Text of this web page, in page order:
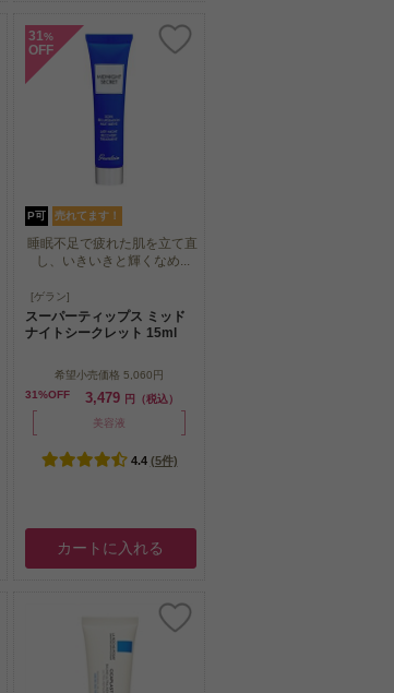
31%
OFF
P可 売れてます！
睡眠不足で疲れた肌を立て直
し、いきいきと輝くなめ...
睡眠不足で疲れた肌を立て直
し、いきいきと輝くなめ...
[ゲラン]
スーパーティップス ミッド
ナイトシークレット 15ml
希望小売価格 5,060円
31%OFF
3,479 円（税込）
美容液
4.4 (5件)
カートに入れる